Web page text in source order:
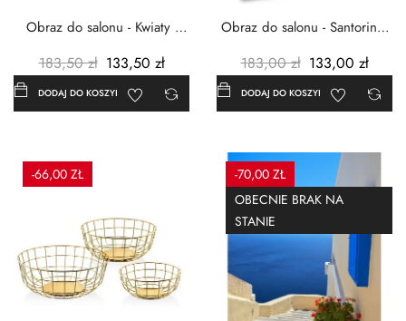
Obraz do salonu - Kwiaty -
183,50 zł 133,50 zł
DODAJ DO KOSZYKA
Obraz do salonu - Santorini -
183,00 zł 133,00 zł
DODAJ DO KOSZYKA
-66,00 ZŁ
-70,00 ZŁ
OBECNIE BRAK NA
STANIE